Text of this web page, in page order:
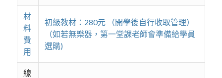
材
料
費
用
初級教材：280元 （開學後自行收取管理）
（如若無樂器，第一堂課老師會準備給學員
選購)
線